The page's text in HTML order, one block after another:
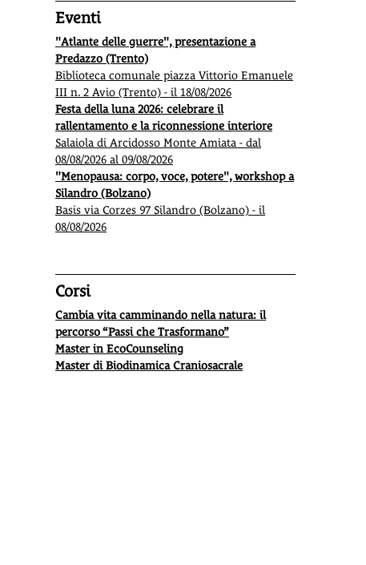
Eventi
"Atlante delle guerre", presentazione a
Predazzo (Trento)
Biblioteca comunale piazza Vittorio Emanuele
III n. 2 Avio (Trento) - il 18/08/2026
Festa della luna 2026: celebrare il
rallentamento e la riconnessione interiore
Salaiola di Arcidosso Monte Amiata - dal
08/08/2026 al 09/08/2026
"Menopausa: corpo, voce, potere", workshop a
Silandro (Bolzano)
Basis via Corzes 97 Silandro (Bolzano) - il
08/08/2026
Corsi
Cambia vita camminando nella natura: il
percorso “Passi che Trasformano”
Master in EcoCounseling
Master di Biodinamica Craniosacrale